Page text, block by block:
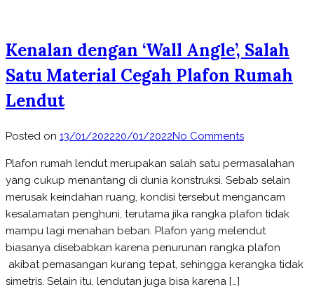
Kenalan dengan ‘Wall Angle’, Salah
Satu Material Cegah Plafon Rumah
Lendut
Posted on 13/01/202220/01/2022No Commentson
dengan
‘Wall
Angle’,
Salah
Satu
Material
Cegah
Plafon rumah lendut merupakan salah satu permasalahan
yang cukup menantang di dunia konstruksi. Sebab selain
merusak keindahan ruang, kondisi tersebut mengancam
kesalamatan penghuni, terutama jika rangka plafon tidak
mampu lagi menahan beban. Plafon yang melendut
biasanya disebabkan karena penurunan rangka plafon
akibat pemasangan kurang tepat, sehingga kerangka tidak
simetris. Selain itu, lendutan juga bisa karena […]